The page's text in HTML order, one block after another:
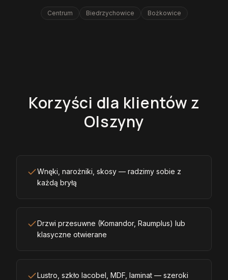
Centrum Biedrzychowice Bożkowice
Korzyści dla klientów z
Olszyny
Wnęki, narożniki, skosy — radzimy sobie z
każdą bryłą
Drzwi przesuwne (Komandor, Raumplus) lub
klasyczne otwierane
Lustro, szkło lacobel, MDF, laminat — szeroki